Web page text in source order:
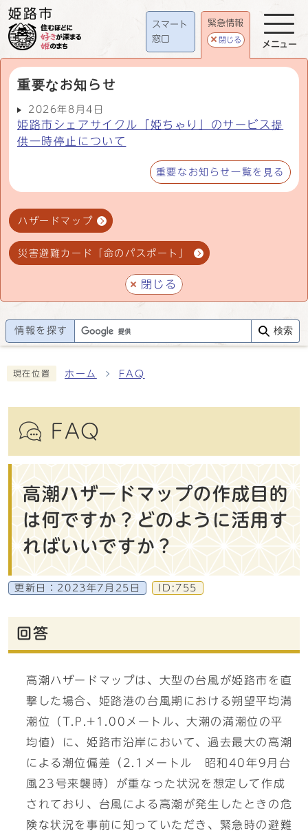
スマート
窓口
緊急情報
閉じる
重要なお知らせ
2026年8月4日
姫路市シェアサイクル「姫ちゃり」のサービス提
供一時停止について
重要なお知らせ一覧を見る
ハザードマップ
災害避難カード「命のパスポート」
閉じる
メニュー
情報を探す 検索
現在位置 ホーム FAQ
FAQ
高潮ハザードマップの作成目的
は何ですか？どのように活用す
ればいいですか？
更新日： 2023年7月25日 ID:755
回答
高潮ハザードマップは、大型の台風が姫路市を直
撃した場合、姫路港の台風期における朔望平均満
潮位（T.P.+1.00メートル、大潮の満潮位の平
均値）に、姫路市沿岸において、過去最大の高潮
による潮位偏差（2.1メートル 昭和40年9月台
風23号来襲時）が重なった状況を想定して作成
されており、台風による高潮が発生したときの危
険な状況を事前に知っていただき、緊急時の避難